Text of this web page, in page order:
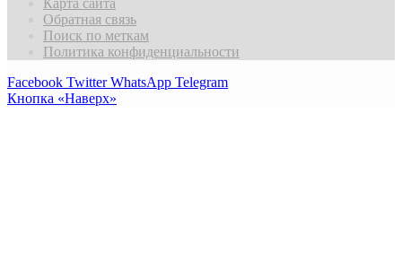
Обратная связь
Поиск по меткам
Политика конфиденциальности
Facebook Twitter WhatsApp Telegram
Кнопка «Наверх»